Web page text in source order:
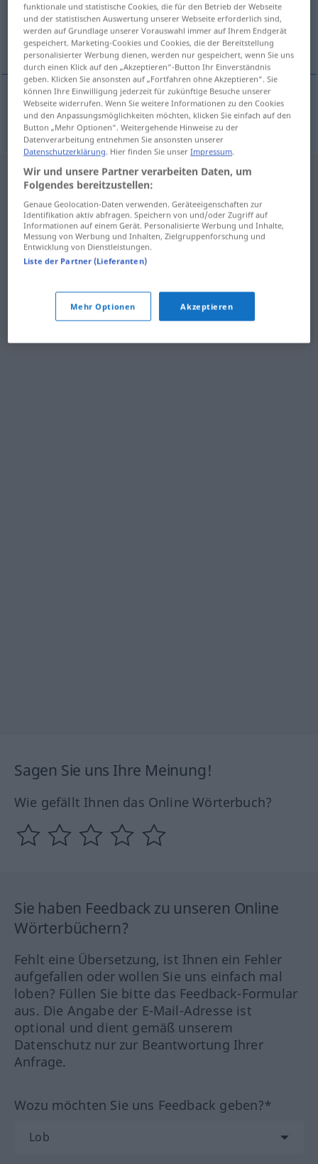
Übersicht aller Übersetzungen
(Für mehr Details die Übersetzung anklicken/antippen)
chloupek → siehe „chlup“
Sagen Sie uns Ihre Meinung!
Wie gefällt Ihnen das Online Wörterbuch?
Sie haben Feedback zu unseren Online
Wörterbüchern?
Fehlt eine Übersetzung, ist Ihnen ein Fehler
aufgefallen oder wollen Sie uns einfach mal
loben? Füllen Sie bitte das Feedback-Formular
aus. Die Angabe der E-Mail-Adresse ist
optional und dient gemäß unserem
Datenschutz nur zur Beantwortung Ihrer
Anfrage.
Wozu möchten Sie uns Feedback geben?*
funktionale und statistische Cookies, die für den Betrieb der Webseite
und der statistischen Auswertung unserer Webseite erforderlich sind,
werden auf Grundlage unserer Vorauswahl immer auf Ihrem Endgerät
gespeichert. Marketing-Cookies und Cookies, die der Bereitstellung
personalisierter Werbung dienen, werden nur gespeichert, wenn Sie uns
durch einen Klick auf den „Akzeptieren“-Button Ihr Einverständnis
geben. Klicken Sie ansonsten auf „Fortfahren ohne Akzeptieren“. Sie
können Ihre Einwilligung jederzeit für zukünftige Besuche unserer
Webseite widerrufen. Wenn Sie weitere Informationen zu den Cookies
und den Anpassungsmöglichkeiten möchten, klicken Sie einfach auf den
Button „Mehr Optionen“. Weitergehende Hinweise zu der
Datenverarbeitung entnehmen Sie ansonsten unserer
Datenschutzerklärung. Hier finden Sie unserImpressum.
Wir und unsere Partner verarbeiten Daten, um
Folgendes bereitzustellen:
Genaue Geolocation-Daten verwenden. Geräteeigenschaften zur
Identifikation aktiv abfragen. Speichern von und/oder Zugriff auf
Informationen auf einem Gerät. Personalisierte Werbung und Inhalte,
Messung von Werbung und Inhalten, Zielgruppenforschung und
Entwicklung von Dienstleistungen.
Liste der Partner (Lieferanten)
Mehr Optionen Akzeptieren